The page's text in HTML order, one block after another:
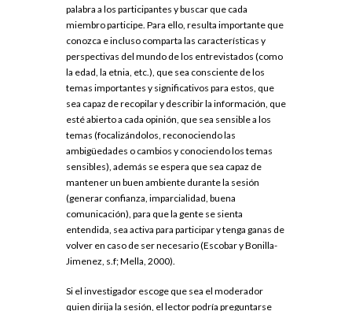
palabra a los participantes y buscar que cada
miembro participe. Para ello, resulta importante que
conozca e incluso comparta las características y
perspectivas del mundo de los entrevistados (como
la edad, la etnia, etc.), que sea consciente de los
temas importantes y significativos para estos, que
sea capaz de recopilar y describir la información, que
esté abierto a cada opinión, que sea sensible a los
temas (focalizándolos, reconociendo las
ambigüedades o cambios y conociendo los temas
sensibles), además se espera que sea capaz de
mantener un buen ambiente durante la sesión
(generar confianza, imparcialidad, buena
comunicación), para que la gente se sienta
entendida, sea activa para participar y tenga ganas de
volver en caso de ser necesario (Escobar y Bonilla-
Jimenez, s.f; Mella, 2000).
Si el investigador escoge que sea el moderador
quien dirija la sesión, el lector podría preguntarse